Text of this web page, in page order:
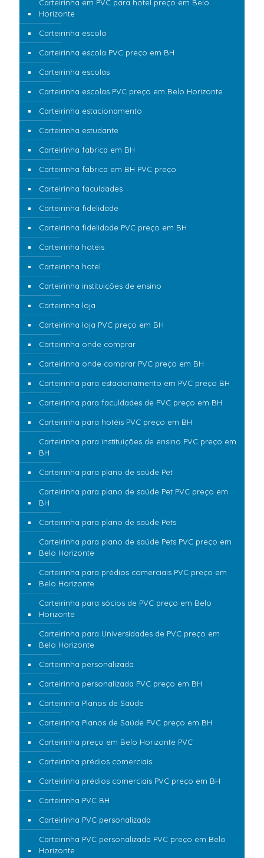
Carteirinha em PVC para hotel preço em Belo
Horizonte
Carteirinha escola
Carteirinha escola PVC preço em BH
Carteirinha escolas
Carteirinha escolas PVC preço em Belo Horizonte
Carteirinha estacionamento
Carteirinha estudante
Carteirinha fabrica em BH
Carteirinha fabrica em BH PVC preço
Carteirinha faculdades
Carteirinha fidelidade
Carteirinha fidelidade PVC preço em BH
Carteirinha hotéis
Carteirinha hotel
Carteirinha instituições de ensino
Carteirinha loja
Carteirinha loja PVC preço em BH
Carteirinha onde comprar
Carteirinha onde comprar PVC preço em BH
Carteirinha para estacionamento em PVC preço BH
Carteirinha para faculdades de PVC preço em BH
Carteirinha para hotéis PVC preço em BH
Carteirinha para instituições de ensino PVC preço em
BH
Carteirinha para plano de saúde Pet
Carteirinha para plano de saúde Pet PVC preço em
BH
Carteirinha para plano de saúde Pets
Carteirinha para plano de saúde Pets PVC preço em
Belo Horizonte
Carteirinha para prédios comerciais PVC preço em
Belo Horizonte
Carteirinha para sócios de PVC preço em Belo
Horizonte
Carteirinha para Universidades de PVC preço em
Belo Horizonte
Carteirinha personalizada
Carteirinha personalizada PVC preço em BH
Carteirinha Planos de Saúde
Carteirinha Planos de Saúde PVC preço em BH
Carteirinha preço em Belo Horizonte PVC
Carteirinha prédios comerciais
Carteirinha prédios comerciais PVC preço em BH
Carteirinha PVC BH
Carteirinha PVC personalizada
Carteirinha PVC personalizada PVC preço em Belo
Horizonte